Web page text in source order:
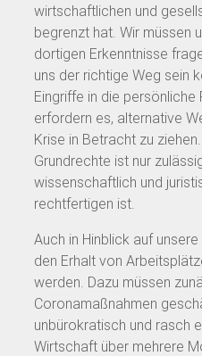
wirtschaftlichen und
begrenzt hat. Wir müssen
dortigen Erkenntnisse
uns der richtige Weg sein
Eingriffe in die persönliche
erfordern es, alternative
Krise in Betracht zu
Grundrechte ist nur
wissenschaftlich und
rechtfertigen ist.
Auch in Hinblick auf
den Erhalt von
werden. Dazu müssen
Coronamaßnahmen
unbürokratisch und rasch
Wirtschaft über mehrere